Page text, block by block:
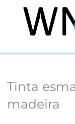
conteúdo
Tinta
madeira